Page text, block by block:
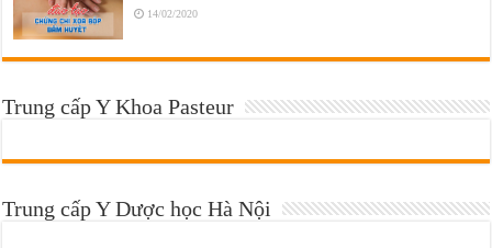
14/02/2020
Trung cấp Y Khoa Pasteur
Trung cấp Y Dược học Hà Nội